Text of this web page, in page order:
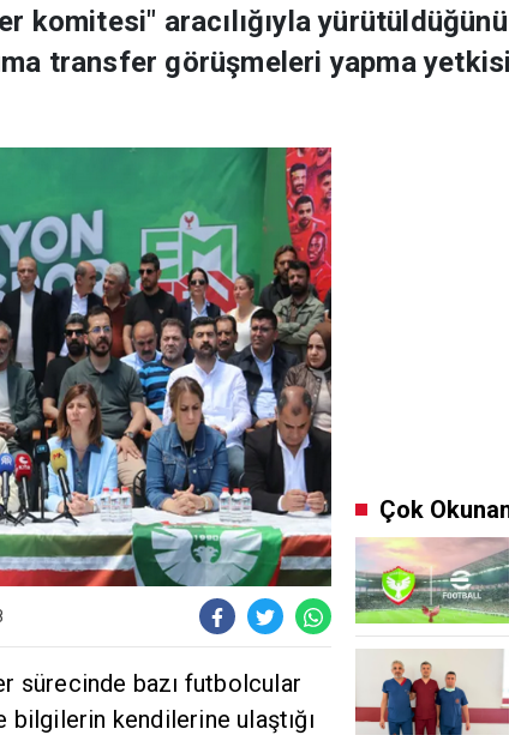
komitesi" aracılığıyla
transfer görüşmeleri yapma
sürecinde bazı futbolcular
bilgilerin kendilerine ulaştığı
Çok